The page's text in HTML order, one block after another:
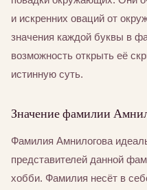
и искренних оваций от
значения каждой буквы в
возможность открыть её
истинную суть.
Значение фамилии
Фамилия Амнилогова
представителей данной
хобби. Фамилия несёт в